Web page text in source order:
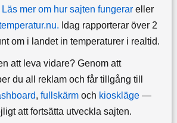
Läs mer om hur sajten fungerareller
Idag rapporterar över 2
om i landet in temperaturer i realtid.
att leva vidare? Genom att
du all reklam och får tillgång till
, fullskärmoch kioskläge—
att fortsätta utveckla sajten.